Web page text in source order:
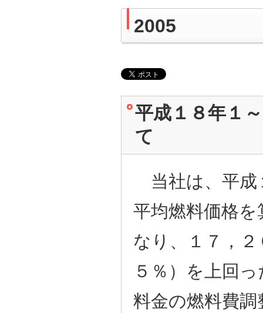
2005
平成１８年１
て
当社は、平成
平均燃料価格
なり、１７，
５％）を上回
料金の燃料費